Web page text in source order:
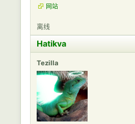
网站
离线
Hatikva
Tezilla